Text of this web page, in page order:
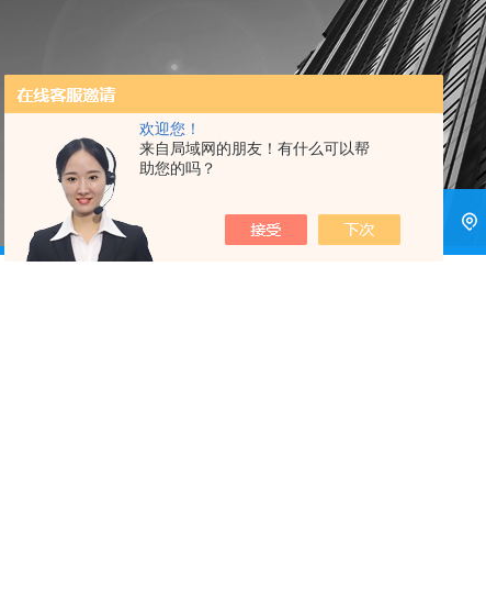
欢迎您！
来自局域网的朋友！有什么可以帮
助您的吗？